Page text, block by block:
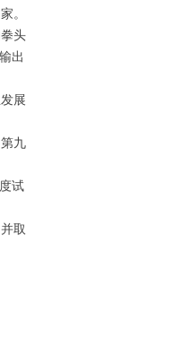
。
头
出
展
九
试
取